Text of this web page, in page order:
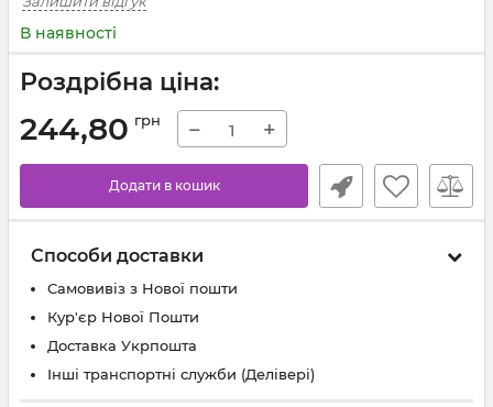
В наявності
Роздрібна ціна:
244,80 грн − +
Додати в кошик
Способи доставки
Самовивіз з Нової пошти
Кур'єр Нової Пошти
Доставка Укрпошта
Інші транспортні служби (Делівері)